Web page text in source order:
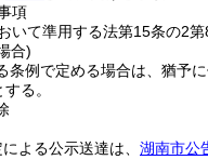
項
いて準用する法第15条の2第
合)
条例で定める場合は、猶予
る。
よる公示送達は、 湖南市公